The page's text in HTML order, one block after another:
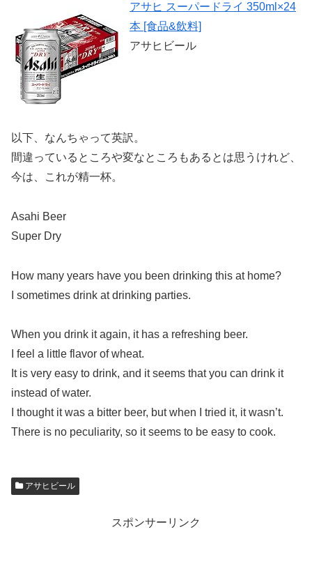
アサヒ スーパードライ 350ml×24
本 [食品&飲料]
アサヒビール
以下、なんちゃって英訳。
間違っているところや変なところもあるとは思うけれど、
今は、これが精一杯。
Asahi Beer
Super Dry
How many years have you been drinking this at home?
I sometimes drink at drinking parties.
When you drink it again, it has a refreshing beer.
I feel a little flavor of wheat.
It is very easy to drink, and it seems that you can drink it
instead of water.
I thought it was a bitter beer, but when I tried it, it wasn’t.
There is no peculiarity, so it seems to be easy to cook.
アサヒビール
スポンサーリンク